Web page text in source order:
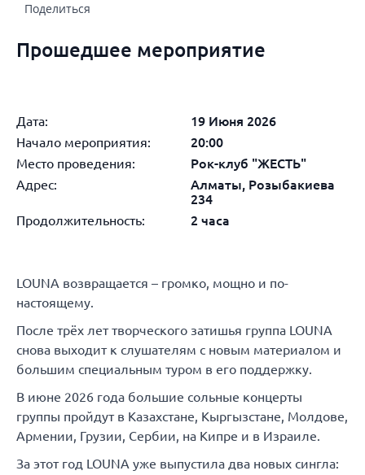
Поделиться
Прошедшее мероприятие
Дата:
19 Июня 2026
Начало мероприятия:
20:00
Место проведения:
Рок-клуб "ЖЕСТЬ"
Адрес:
Алматы, Розыбакиева
234
Продолжительность:
2 часа
LOUNA возвращается – громко, мощно и по-
настоящему.
После трёх лет творческого затишья группа LOUNA
снова выходит к слушателям с новым материалом и
большим специальным туром в его поддержку.
В июне 2026 года большие сольные концерты
группы пройдут в Казахстане, Кыргызстане, Молдове,
Армении, Грузии, Сербии, на Кипре и в Израиле.
За этот год LOUNA уже выпустила два новых сингла: